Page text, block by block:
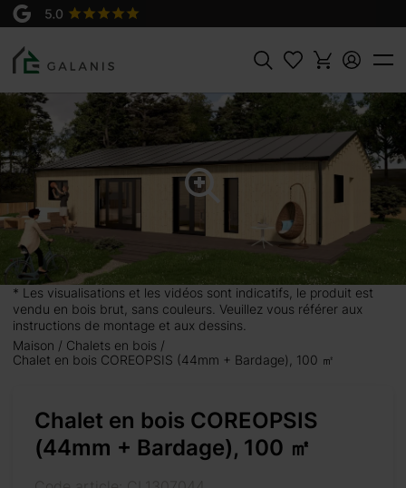
Rechercher
* Les visualisations et les vidéos sont indicatifs, le produit est
vendu en bois brut, sans couleurs. Veuillez vous référer aux
instructions de montage et aux dessins.
Maison
Chalets en bois
Chalet en bois COREOPSIS (44mm + Bardage), 100 ㎡
Chalet en bois COREOPSIS
(44mm + Bardage), 100 ㎡
Coreopsis Madriers en 44 mm +
50289 €
et
de
offrant